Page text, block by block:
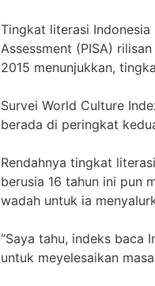
Tingkat literasi
Assessment (PISA)
2015 menunjukkan,
Survei World Culture
berada di peringkat
Rendahnya tingkat
berusia 16 tahun ini pun
wadah untuk ia
“Saya tahu, indeks baca
untuk meyelesaikan